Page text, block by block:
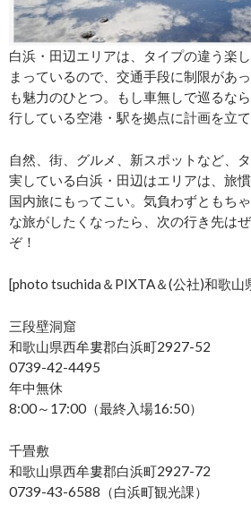
白浜・田辺エリアは、タイプの違う楽
まっているので、交通手段に制限があ
も魅力のひとつ。もし車無しで巡るな
行している空港・駅を拠点に計画を立て
自然、街、グルメ、新スポットなど、
実している白浜・田辺はエリアは、旅
国内旅にもってこい。気負わずともち
な旅がしたくなったら、次の行き先は
ぞ！
[photo tsuchida＆PIXTA＆(公社)和歌山
三段壁洞窟
和歌山県西牟婁郡白浜町2927-52
0739-42-4495
年中無休
8:00～17:00（最終入場16:50）
千畳敷
和歌山県西牟婁郡白浜町2927-72
0739-43-6588（白浜町観光課）